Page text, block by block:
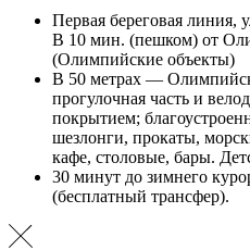
Первая береговая линия,
В 10 мин. (пешком) от
(Олимпийские объекты)
В 50 метрах —
прогулочная часть и
покрытием;
шезлонги, прокаты,
кафе, столовые, бары.
30 минут до зимнего
(бесплатный трансфер).